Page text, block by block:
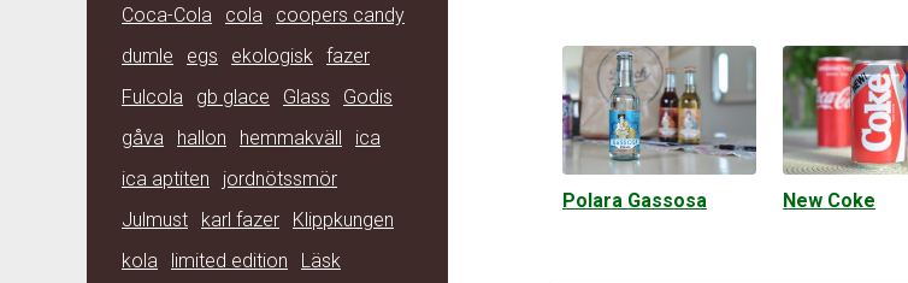
Coca-Cola
cola
coopers candy
dumle
egs ekologisk fazer
Fulcola
gb glace Glass
Godis
gåva
hallon hemmakväll
ica
ica aptiten
jordnötssmör
Julmust
karl fazer
Klippkungen
kola
limited edition
Läsk
Polara Gassosa New Coke